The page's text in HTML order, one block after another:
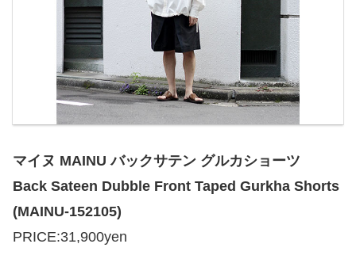
マイヌ MAINU バックサテン グルカショーツ
Back Sateen Dubble Front Taped Gurkha Shorts
(MAINU-152105)
PRICE:31,900yen